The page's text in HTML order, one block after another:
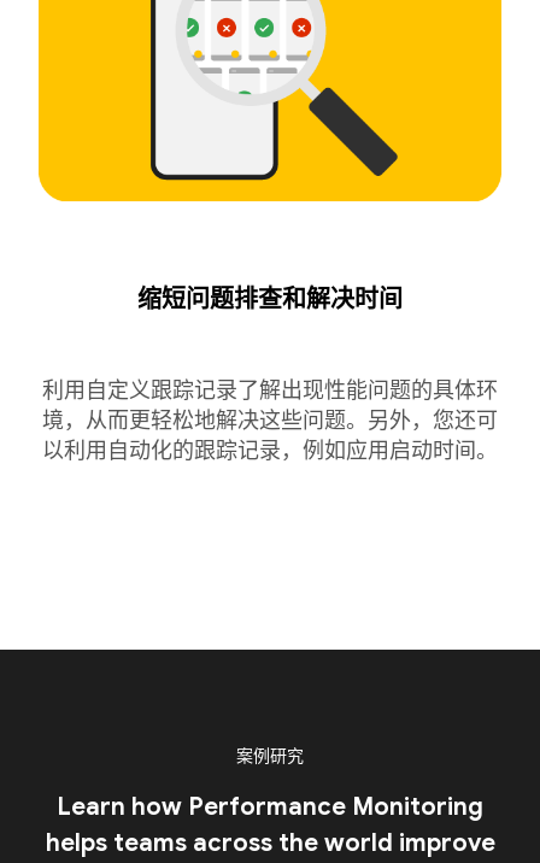
缩短问题排查和解决时间
利用自定义跟踪记录了解出现性能问题的具体环
境，从而更轻松地解决这些问题。另外，您还可
以利用自动化的跟踪记录，例如应用启动时间。
案例研究
Learn how Performance Monitoring
helps teams across the world improve